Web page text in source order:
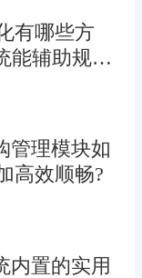
有哪些方
能辅助规划
管理模块如
高效顺畅?
内置的实用